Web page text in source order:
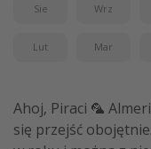
Sie Wrz
Lut Mar
Ahoj, Piraci 🦜
się przejść